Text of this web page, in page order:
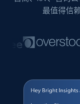
最值得信